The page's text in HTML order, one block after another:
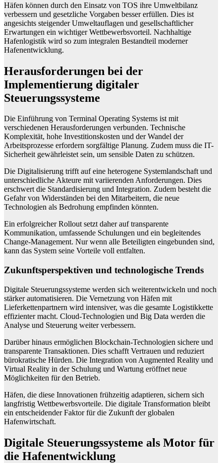
Häfen können durch den Einsatz von TOS ihre Umweltbilanz
verbessern und gesetzliche Vorgaben besser erfüllen. Dies ist
angesichts steigender Umweltauflagen und gesellschaftlicher
Erwartungen ein wichtiger Wettbewerbsvorteil. Nachhaltige
Hafenlogistik wird so zum integralen Bestandteil moderner
Hafenentwicklung.
Herausforderungen bei der
Implementierung digitaler
Steuerungssysteme
Die Einführung von Terminal Operating Systems ist mit
verschiedenen Herausforderungen verbunden. Technische
Komplexität, hohe Investitionskosten und der Wandel der
Arbeitsprozesse erfordern sorgfältige Planung. Zudem muss die IT-
Sicherheit gewährleistet sein, um sensible Daten zu schützen.
Die Digitalisierung trifft auf eine heterogene Systemlandschaft und
unterschiedliche Akteure mit variierenden Anforderungen. Dies
erschwert die Standardisierung und Integration. Zudem besteht die
Gefahr von Widerständen bei den Mitarbeitern, die neue
Technologien als Bedrohung empfinden könnten.
Ein erfolgreicher Rollout setzt daher auf transparente
Kommunikation, umfassende Schulungen und ein begleitendes
Change-Management. Nur wenn alle Beteiligten eingebunden sind,
kann das System seine Vorteile voll entfalten.
Zukunftsperspektiven und technologische Trends
Digitale Steuerungssysteme werden sich weiterentwickeln und noch
stärker automatisieren. Die Vernetzung von Häfen mit
Lieferkettenpartnern wird intensiver, was die gesamte Logistikkette
effizienter macht. Cloud-Technologien und Big Data werden die
Analyse und Steuerung weiter verbessern.
Darüber hinaus ermöglichen Blockchain-Technologien sichere und
transparente Transaktionen. Dies schafft Vertrauen und reduziert
bürokratische Hürden. Die Integration von Augmented Reality und
Virtual Reality in der Schulung und Wartung eröffnet neue
Möglichkeiten für den Betrieb.
Häfen, die diese Innovationen frühzeitig adaptieren, sichern sich
langfristig Wettbewerbsvorteile. Die digitale Transformation bleibt
ein entscheidender Faktor für die Zukunft der globalen
Hafenwirtschaft.
Digitale Steuerungssysteme als Motor für
die Hafenentwicklung